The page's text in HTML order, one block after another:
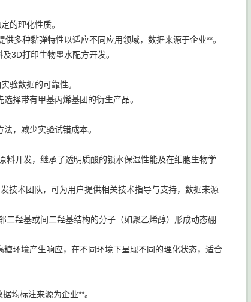
的理化性质。
多种黏弹特性以适应不同应用领域，数据来源于企业**。
3D打印生物墨水配方开发。
验数据的可靠性。
择带有甲基丙烯基团的衍生产品。
，减少实验试错成本。
料开发，继承了透明质酸的锁水保湿性能及在细胞生物学
技术团队，可为用户提供相关技术指导与支持，数据来源
二羟基或间二羟基结构的分子（如聚乙烯醇）形成动态硼
环境产生响应，在不同环境下呈现不同的理化状态，适合
均标注来源为企业**。